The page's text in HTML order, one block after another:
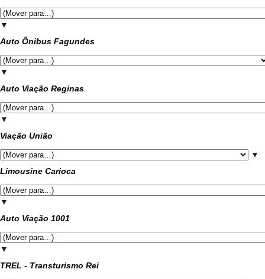
▼
Auto Ônibus Fagundes
▼
Auto Viação Reginas
▼
Viação União
▼
Limousine Carioca
▼
Auto Viação 1001
▼
TREL - Transturismo Rei